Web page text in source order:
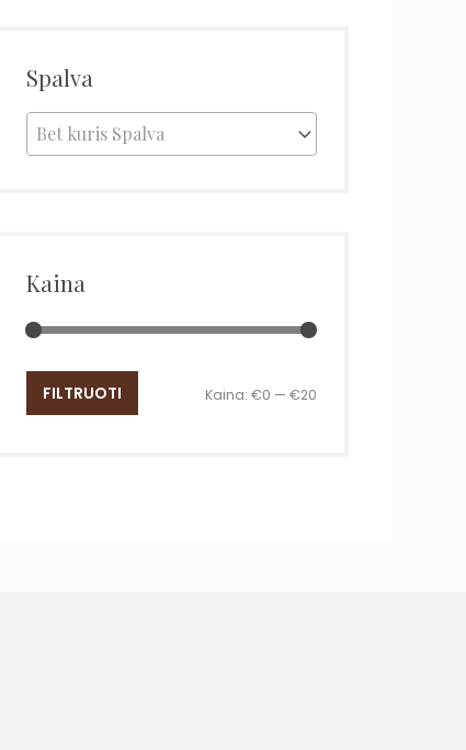
Spalva
Bet kuris Spalva
Kaina
Min
Maks
FILTRUOTI Kaina: €0 — €20